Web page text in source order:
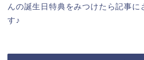
んの誕生日特典をみつけたら記事に
す♪